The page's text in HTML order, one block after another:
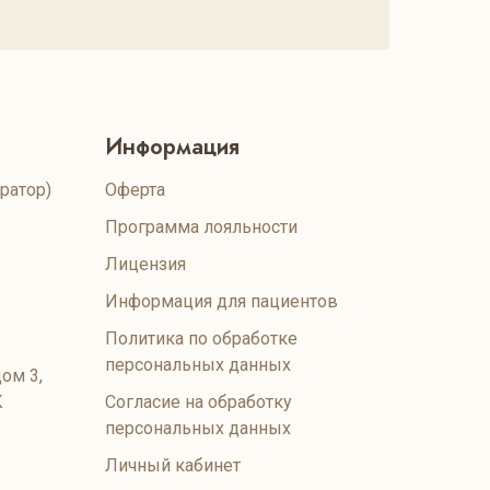
3,
Информация
Оферта
Программа лояльности
Лицензия
Информация для пациентов
Политика по обработке
персональных данных
Согласие на обработку
персональных данных
Личный кабинет